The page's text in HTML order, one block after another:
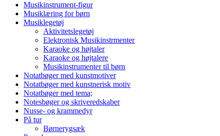
Musikinstrument-figur
Musiklæring for børn
Musiklegetøj
Aktivitetslegetøj
Elektronisk Musikinstrmenter
Karaoke og højtaler
Karaoke og højtalere
Musikinstrumenter til børn
Notatbøger med kunstmotiver
Notatbøger med kunstnerisk motiv
Notatbøger med tema;
Notesbøger og skriveredskaber
Nusse- og krammedyr
På tur
Børnerygsæk